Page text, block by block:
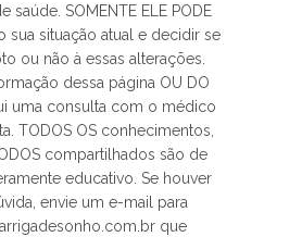
saúde. SOMENTE ELE PODE
sua situação atual e decidir se
ou não à essas alterações.
dessa página OU DO
uma consulta com o médico
TODOS OS conhecimentos,
compartilhados são de
educativo. Se houver
envie um e-mail para
que